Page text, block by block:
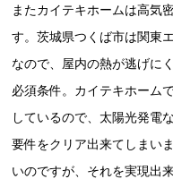
またカイテキホームは高気
す。茨城県つくば市は関東
なので、屋内の熱が逃げに
必須条件。カイテキホーム
しているので、太陽光発電
要件をクリア出来てしまい
いのですが、それを実現出